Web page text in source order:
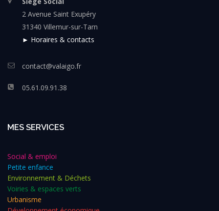
2 Avenue Saint Exupéry
31340 Villemur-sur-Tarn
► Horaires & contacts
contact@valaigo.fr
05.61.09.91.38
MES SERVICES
Social & emploi
Petite enfance
Environnement & Déchets
Voiries & espaces verts
Urbanisme